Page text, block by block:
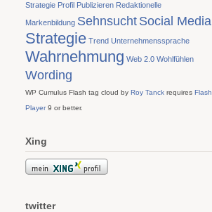
Strategie Profil Publizieren Redaktionelle
Markenbildung Sehnsucht Social Media
Strategie Trend Unternehmenssprache
Wahrnehmung Web 2.0 Wohlfühlen
Wording
WP Cumulus Flash tag cloud by Roy Tanck requires Flash
Player9 or better.
Xing
twitter